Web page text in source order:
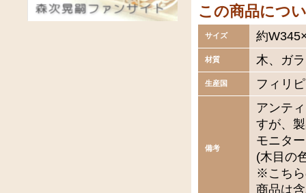
この商品につ
サイズ 約
材質 木、ガ
生産国 フィリ
備考
アンテ
すが、
モニタ
(木目の
※こちら
商品は